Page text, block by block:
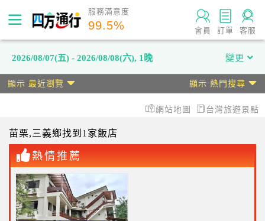
服務滿意度
99.5% 會員 訂單 客服
2026/08/07(五) - 2026/08/08(六), 1晚 變更
顯示 最近瀏覽 顯示 熱門搜尋
網站地圖 台灣旅遊景點
苗栗,三義鄉找到1家飯店
熱情推薦